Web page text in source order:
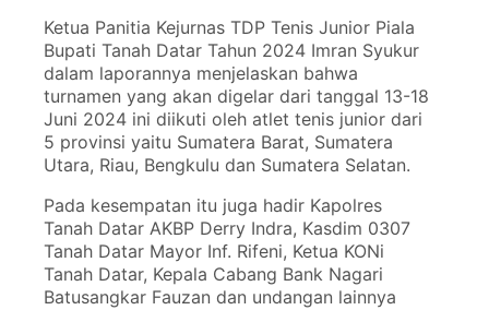
Ketua Panitia Kejurnas TDP Tenis Junior Piala
Bupati Tanah Datar Tahun 2024 Imran Syukur
dalam laporannya menjelaskan bahwa
turnamen yang akan digelar dari tanggal 13-18
Juni 2024 ini diikuti oleh atlet tenis junior dari
5 provinsi yaitu Sumatera Barat, Sumatera
Utara, Riau, Bengkulu dan Sumatera Selatan.
Pada kesempatan itu juga hadir Kapolres
Tanah Datar AKBP Derry Indra, Kasdim 0307
Tanah Datar Mayor Inf. Rifeni, Ketua KONi
Tanah Datar, Kepala Cabang Bank Nagari
Batusangkar Fauzan dan undangan lainnya